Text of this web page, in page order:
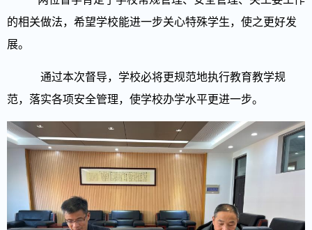
的相关做法，希望学校能进一步关心特殊学生，使之更好发
展。
通过本次督导，学校必将更规范地执行教育教学规
范，落实各项安全管理，使学校办学水平更进一步。